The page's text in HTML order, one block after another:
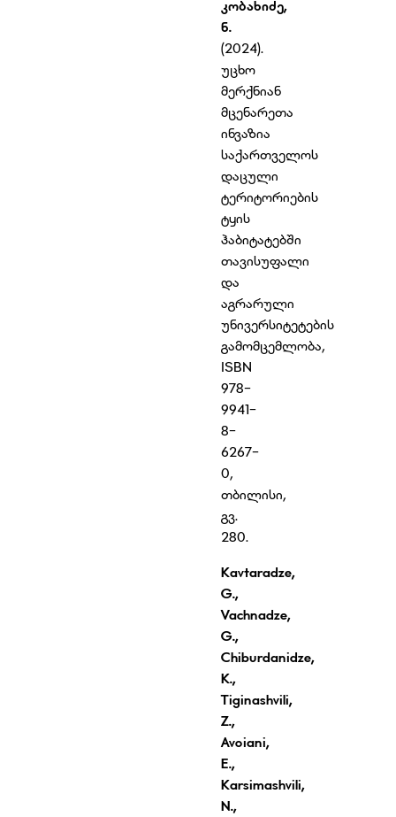
კობახიძე,
ნ.
(2024).
უცხო
მერქნიან
მცენარეთა
ინვაზია
საქართველოს
დაცული
ტერიტორიების
ტყის
ჰაბიტატებში
თავისუფალი
და
აგრარული
უნივერსიტეტების
გამომცემლობა,
ISBN
978-
9941-
8-
6267-
0,
თბილისი,
გვ.
280.
Kavtaradze,
G.,
Vachnadze,
G.,
Chiburdanidze,
K.,
Tiginashvili,
Z.,
Avoiani,
E.,
Karsimashvili,
N.,